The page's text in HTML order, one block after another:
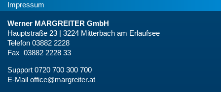
Impressum
Werner MARGREITER GmbH
Hauptstraße 23 | 3224 Mitterbach am Erlaufsee
Telefon 03882 2228
Fax 03882 2228 33
Support 0720 700 300 700
E-Mail office@margreiter.at